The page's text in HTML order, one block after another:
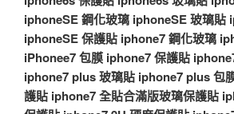
iphoneSE 鋼化玻璃 iphoneSE 玻璃貼
iphoneSE 保護貼 iphone7 鋼化玻璃
iPhonee7 包膜 iphone7 保護貼
iphone7 plus 玻璃貼 iphone7 plus 包
護貼 iphone7 全貼合滿版玻璃保護貼